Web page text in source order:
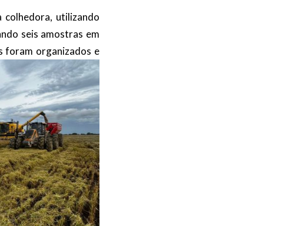
utilizando
seis amostras em
foram organizados e